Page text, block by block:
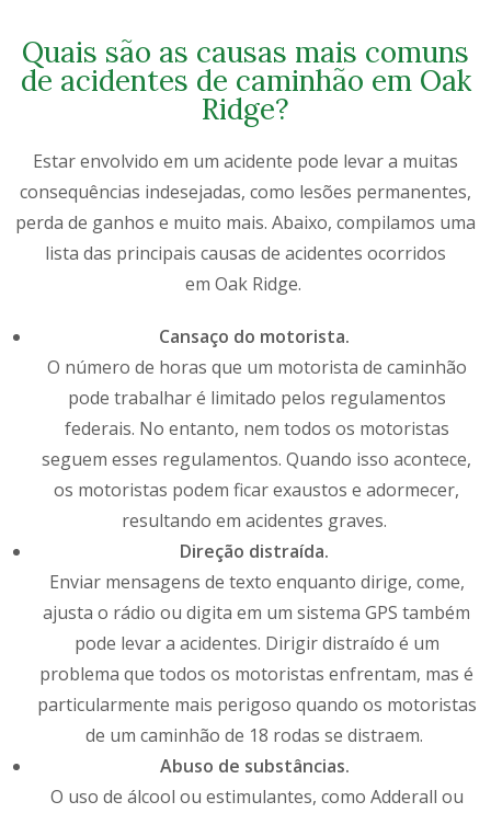
Quais são as causas mais comuns
de acidentes de caminhão em Oak
Ridge?
Estar envolvido em um acidente pode levar a muitas
consequências indesejadas, como lesões permanentes,
perda de ganhos e muito mais. Abaixo, compilamos uma
lista das principais causas de acidentes ocorridos
em Oak Ridge.
Cansaço do motorista.
O número de horas que um motorista de caminhão
pode trabalhar é limitado pelos regulamentos
federais. No entanto, nem todos os motoristas
seguem esses regulamentos. Quando isso acontece,
os motoristas podem ficar exaustos e adormecer,
resultando em acidentes graves.
Direção distraída.
Enviar mensagens de texto enquanto dirige, come,
ajusta o rádio ou digita em um sistema GPS também
pode levar a acidentes. Dirigir distraído é um
problema que todos os motoristas enfrentam, mas é
particularmente mais perigoso quando os motoristas
de um caminhão de 18 rodas se distraem.
Abuso de substâncias.
O uso de álcool ou estimulantes, como Adderall ou